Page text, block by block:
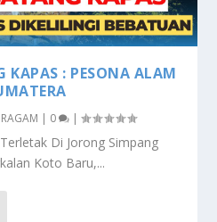
KAPAS : PESONA ALAM
RAGAM | 0 |
Di Jorong Simpang
Koto Baru,...